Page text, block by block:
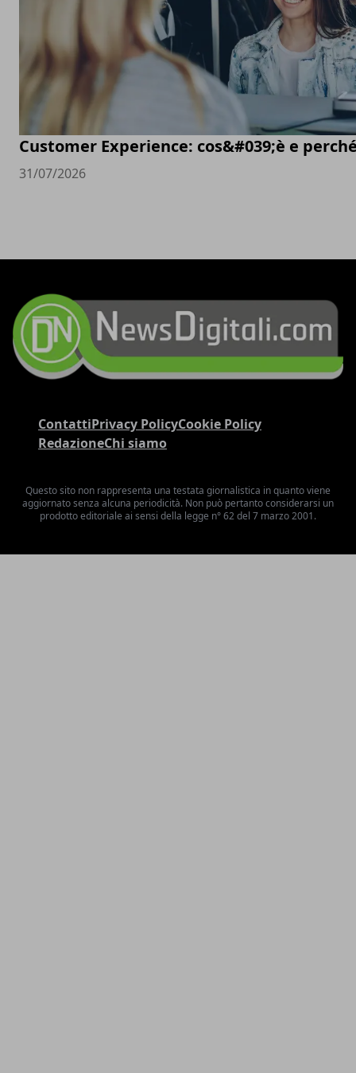
Customer Experience: cos&#039;è e
31/07/2026
ContattiPrivacy PolicyCookie Policy
RedazioneChi siamo
Questo sito non rappresenta una testata giornalistica in quanto viene
aggiornato senza alcuna periodicità. Non può pertanto considerarsi un
prodotto editoriale ai sensi della legge n° 62 del 7 marzo 2001.